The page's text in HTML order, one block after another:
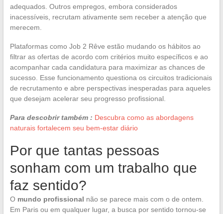
adequados. Outros empregos, embora considerados
inacessíveis, recrutam ativamente sem receber a atenção que
merecem.
Plataformas como Job 2 Rêve estão mudando os hábitos ao
filtrar as ofertas de acordo com critérios muito específicos e ao
acompanhar cada candidatura para maximizar as chances de
sucesso. Esse funcionamento questiona os circuitos tradicionais
de recrutamento e abre perspectivas inesperadas para aqueles
que desejam acelerar seu progresso profissional.
Para descobrir também : Descubra como as abordagens
naturais fortalecem seu bem-estar diário
Por que tantas pessoas
sonham com um trabalho que
faz sentido?
O mundo profissional não se parece mais com o de ontem.
Em Paris ou em qualquer lugar, a busca por sentido tornou-se